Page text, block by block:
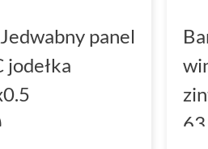
panel
jodełka